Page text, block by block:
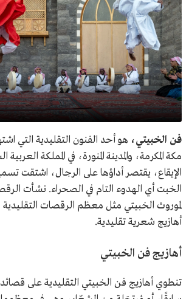
فن الخبيتي، هو أحد الفنون التقليدية التي
مكة المكرمة، والمدينة المنورة، في المملكة
الإيقاع، يقتصر أداؤها على الرجال، اشتقت
الخبت أي الهدوء التام في الصحراء. نشأت
لموروث الخبيتي مثل معظم الرقصات
أهازيج شعرية تقليدية.
أهازيج فن الخبيتي
تنطوي أهازيج فن الخبيتي التقليدية على